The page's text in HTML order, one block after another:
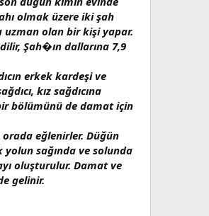
olmak üzere iki şah
uzman olan bir kişi yapar.
Şah�ın dallarına 7,9
erkek kardeşi ve
kız sağdıcına
bölümünü de damat için
eğlenirler. Düğün
yolun sağında ve solunda
oluşturulur. Damat ve
gelinir.